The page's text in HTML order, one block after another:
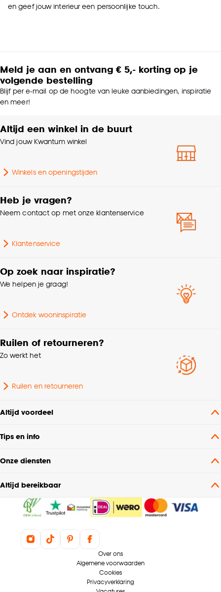
en geef jouw interieur een persoonlijke touch.
Meld je aan en ontvang € 5,- korting op je
volgende bestelling
Blijf per e-mail op de hoogte van leuke aanbiedingen, inspiratie
en meer!
Altijd een winkel in de buurt
Vind jouw Kwantum winkel
Winkels en openingstijden
Heb je vragen?
Neem contact op met onze klantenservice
Klantenservice
Op zoek naar inspiratie?
We helpen je graag!
Ontdek wooninspiratie
Ruilen of retourneren?
Zo werkt het
Ruilen en retourneren
Altijd voordeel
Tips en info
Onze diensten
Altijd bereikbaar
Over ons
Algemene voorwaarden
Cookies
Privacyverklaring